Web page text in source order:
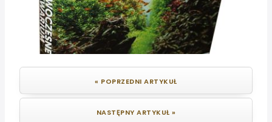
« POPRZEDNI ARTYKUŁ
NASTĘPNY ARTYKUŁ »